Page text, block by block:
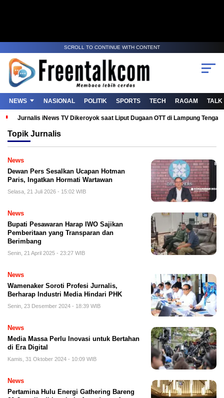
SCROLL TO CONTINUE WITH CONTENT
NEWS NASIONAL POLITIK SPORTS TECH RAGAM TALK
Jurnalis iNews TV Dikeroyok saat Liput Dugaan OTT di Lampung
Topik Jurnalis
News
Dewan Pers Sesalkan Ucapan Hotman
Paris, Ingatkan Hormati Wartawan
Selasa, 21 Juli 2026 - 15:02 WIB
News
Bupati Pesawaran Harap IWO Sajikan
Pemberitaan yang Transparan dan
Berimbang
Senin, 21 April 2025 - 23:27 WIB
News
Wamenaker Soroti Profesi Jurnalis,
Berharap Industri Media Hindari PHK
Senin, 23 Desember 2024 - 18:39 WIB
News
Media Massa Perlu Inovasi untuk Bertahan
di Era Digital
Kamis, 31 Oktober 2024 - 10:09 WIB
News
Pertamina Hulu Energi Gathering Bareng